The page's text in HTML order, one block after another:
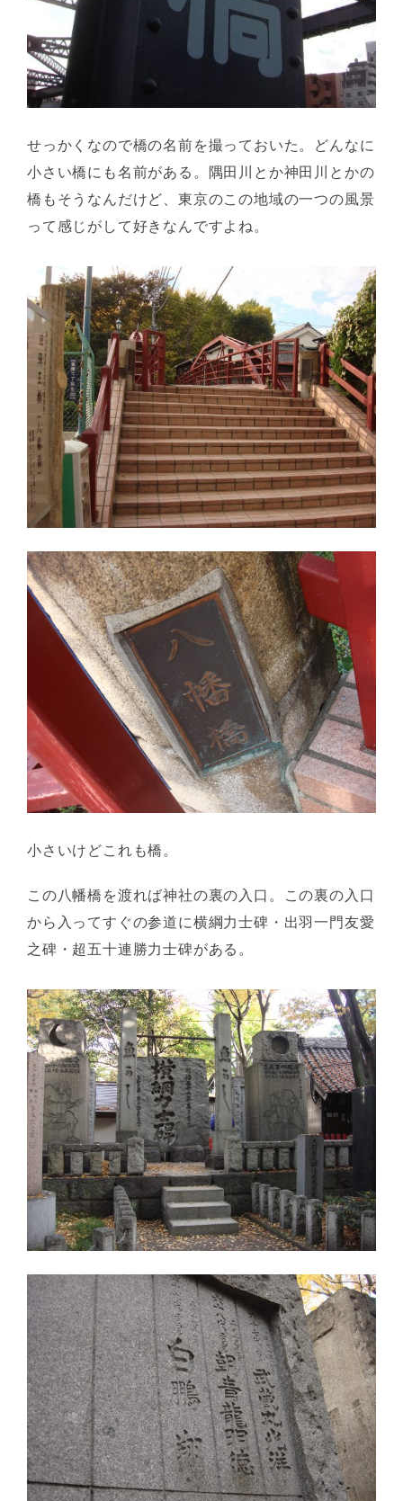
せっかくなので橋の名前を撮っておいた。どんなに
小さい橋にも名前がある。隅田川とか神田川とかの
橋もそうなんだけど、東京のこの地域の一つの風景
って感じがして好きなんですよね。
小さいけどこれも橋。
この八幡橋を渡れば神社の裏の入口。この裏の入口
から入ってすぐの参道に横綱力士碑・出羽一門友愛
之碑・超五十連勝力士碑がある。